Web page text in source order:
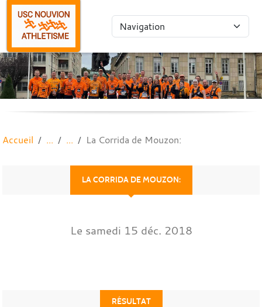
Accueil La Corrida de Mouzon:
LA CORRIDA DE MOUZON:
Le samedi 15 déc. 2018
RÉSULTAT
Panneau de gestion des cookies